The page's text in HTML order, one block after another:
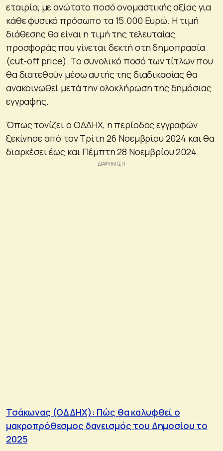
εταιρία, με ανώτατο ποσό ονομαστικής αξίας για
κάθε φυσικό πρόσωπο τα 15.000 Ευρώ. Η τιμή
διάθεσης θα είναι η τιμή της τελευταίας
προσφοράς που γίνεται δεκτή στη δημοπρασία
(cut-off price). Το συνολικό ποσό των τίτλων που
θα διατεθούν μέσω αυτής της διαδικασίας θα
ανακοινωθεί μετά την ολοκλήρωση της δημόσιας
εγγραφής.
Όπως τονίζει ο ΟΔΔΗΧ, η περίοδος εγγραφών
ξεκίνησε από τον Τρίτη 26 Νοεμβρίου 2024 και θα
διαρκέσει έως και Πέμπτη 28 Νοεμβρίου 2024.
Τσάκωνας (ΟΔΔΗΧ): Πώς θα καλυφθεί ο
μακροπρόθεσμος δανεισμός του Δημοσίου το
2025